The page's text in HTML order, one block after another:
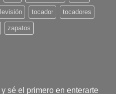
tocador tocadores
zapatos
sé el primero en enterarte